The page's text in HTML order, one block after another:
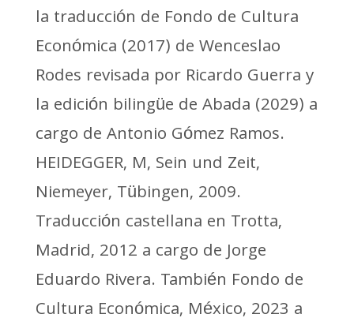
la traducción de Fondo de Cultura
Económica (2017) de Wenceslao
Rodes revisada por Ricardo Guerra y
la edición bilingüe de Abada (2029) a
cargo de Antonio Gómez Ramos.
HEIDEGGER, M, Sein und Zeit,
Niemeyer, Tübingen, 2009.
Traducción castellana en Trotta,
Madrid, 2012 a cargo de Jorge
Eduardo Rivera. También Fondo de
Cultura Económica, México, 2023 a